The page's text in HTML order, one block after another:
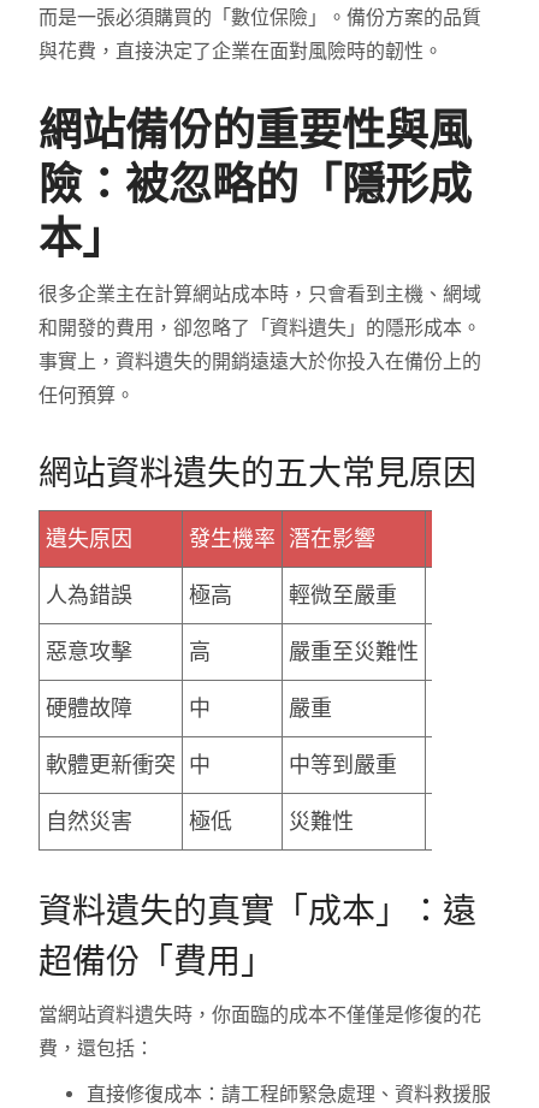
而是一張必須購買的「數位保險」。備份方案的品質
與花費，直接決定了企業在面對風險時的韌性。
網站備份的重要性與風
險：被忽略的「隱形成
本」
很多企業主在計算網站成本時，只會看到主機、網域
和開發的費用，卻忽略了「資料遺失」的隱形成本。
事實上，資料遺失的開銷遠遠大於你投入在備份上的
任何預算。
網站資料遺失的五大常見原因
遺失原因 發生機率 潛在影響
人為錯誤 極高 輕微至嚴重
惡意攻擊 高 嚴重至災難性
硬體故障 中 嚴重
軟體更新衝突 中 中等到嚴重
自然災害 極低 災難性
資料遺失的真實「成本」：遠
超備份「費用」
當網站資料遺失時，你面臨的成本不僅僅是修復的花
費，還包括：
直接修復成本：請工程師緊急處理、資料救援服